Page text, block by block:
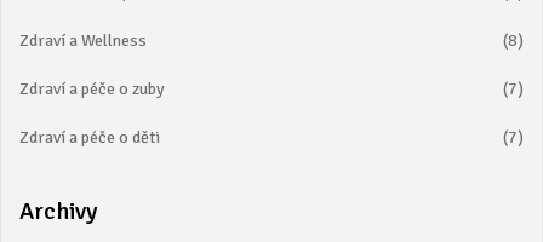
Zdraví a Wellness (8)
Zdraví a péče o zuby (7)
Zdraví a péče o děti (7)
Archivy